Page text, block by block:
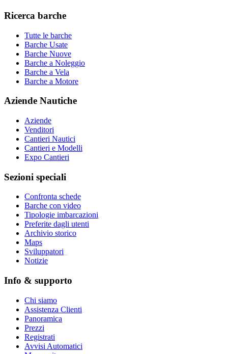
Ricerca barche
Tutte le barche
Barche Usate
Barche Nuove
Barche a Noleggio
Barche a Vela
Barche a Motore
Aziende Nautiche
Aziende
Venditori
Cantieri Nautici
Cantieri e Modelli
Expo Cantieri
Sezioni speciali
Confronta schede
Barche con video
Tipologie imbarcazioni
Preferite dagli utenti
Archivio storico
Maps
Sviluppatori
Notizie
Info & supporto
Chi siamo
Assistenza Clienti
Panoramica
Prezzi
Registrati
Avvisi Automatici